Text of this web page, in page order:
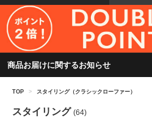
商品お届けに関するお知らせ
TOP > スタイリング（クラシックローファー）
スタイリング (64)